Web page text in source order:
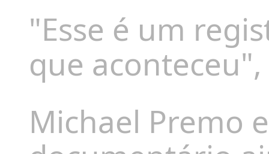
"Esse é um
que
Michael Premo